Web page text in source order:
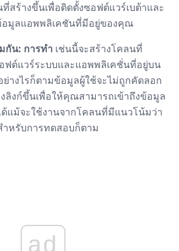
สร้างขึ้นเพื่อติดตั้งซอฟต์แวร์เบต้าและ
อมูลแอพพลิเคชันที่มีอยู่ของคุณ
กัน: การทำ เช่นนี้จะสร้างโคลนที่
ฟต์แวร์ระบบและแอพพลิเคชั่นที่อยู่บน
ย่างไรก็ตามข้อมูลผู้ใช้จะไม่ถูกคัดลอก
ลิงก์ขึ้นเพื่อให้คุณสามารถเข้าถึงข้อมูล
แม้จะใช้งานจากโคลนที่มีแนวโน้มว่า
ำหรับการทดสอบก็ตาม
ad